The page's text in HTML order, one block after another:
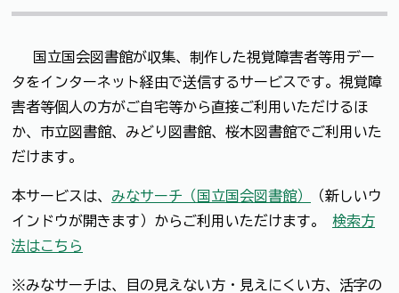
国立国会図書館が収集、制作した視覚障害者等用デー
タをインターネット経由で送信するサービスです。視覚障
害者等個人の方がご自宅等から直接ご利用いただけるほ
か、市立図書館、みどり図書館、桜木図書館でご利用いた
だけます。
本サービスは、 みなサーチ（国立国会図書館）
（新しいウ
インドウが開きます）からご利用いただけます。 検索方
法はこちら
※みなサーチは、目の見えない方・見えにくい方、活字の